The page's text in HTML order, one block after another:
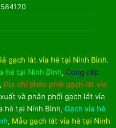
gạch lát vỉa hè tại Ninh Bình.
hè tại Ninh Bình, Cung cấp
,Địa chỉ phân phối gạch lát vỉa
và phân phối gạch lát vỉa
hè tại Ninh Bình, Gạch vỉa hè
, Mẫu gạch lát vỉa hè tại Ninh